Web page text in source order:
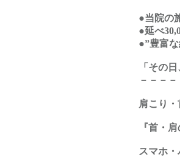
●当院の
●延べ
●”豊富
「その
－－－
肩こり
『首・
スマホ